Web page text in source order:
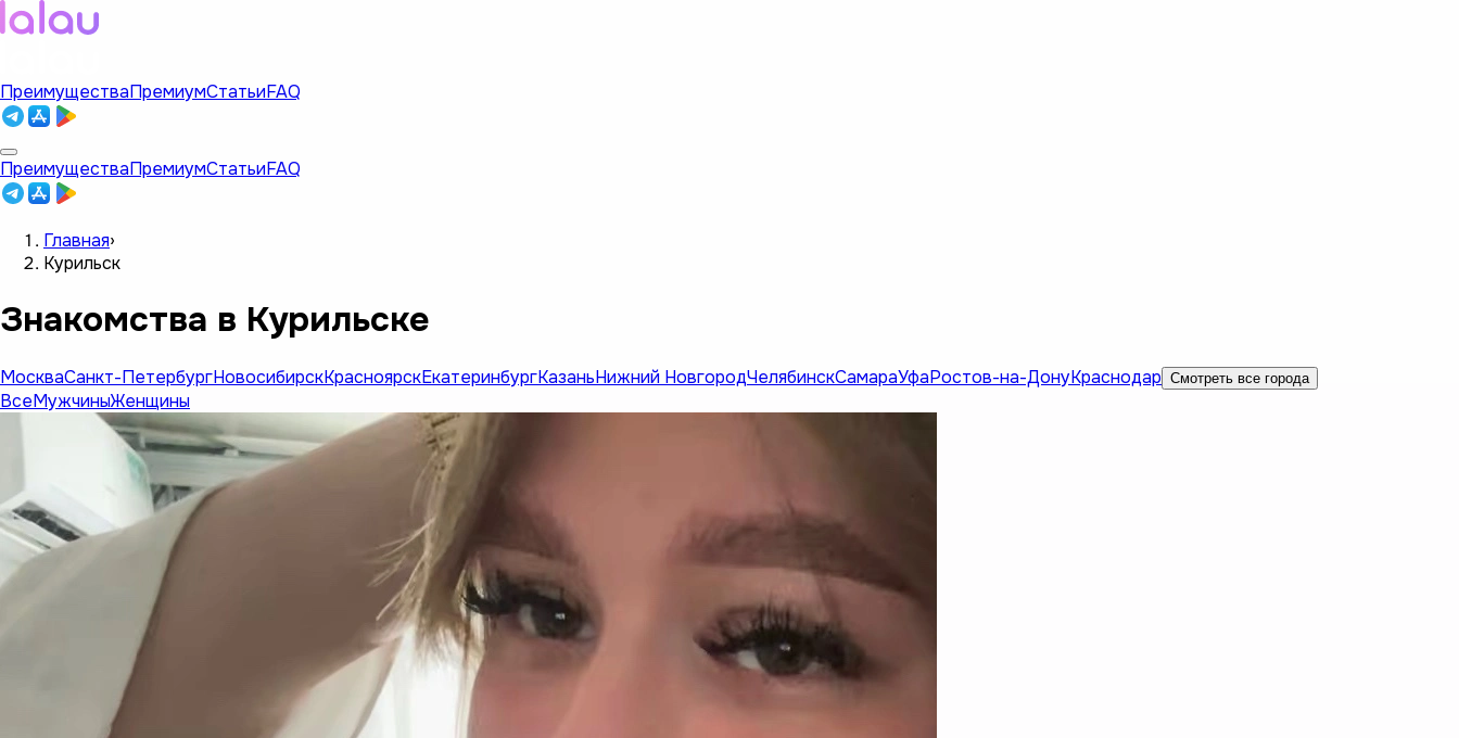
ПреимуществаПремиумСтатьиFAQ
ПреимуществаПремиумСтатьиFAQ
Главная›
Курильск
Знакомства в Курильске
МоскваСанкт-ПетербургНовосибирскКрасноярскЕкатеринбургКазаньНижний НовгородЧелябинскСамараУфаРостов-на-ДонуКраснодар Смотреть все города
ВсеМужчиныЖенщины